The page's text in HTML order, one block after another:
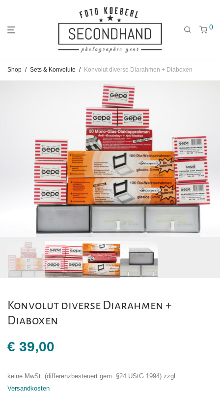
0
Shop / Sets & Konvolute / Konvolut diverse Diarahmen + Diaboxen
Konvolut diverse Diarahmen +
Diaboxen
€ 39,00
keine MwSt. (differenzbesteuert gem. §24 UStG 1994) zzgl.
Versandkosten